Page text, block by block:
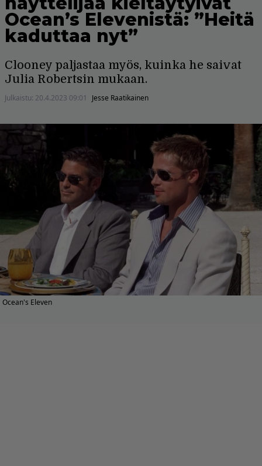
Ocean’s Elevenistä: ”Heitä
kaduttaa nyt”
Clooney paljastaa myös, kuinka he saivat
Julia Robertsin mukaan.
Julkaistu: 20.4.2023 09:01 Jesse Raatikainen
Ocean's Eleven